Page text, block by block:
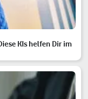
KIs helfen Dir im